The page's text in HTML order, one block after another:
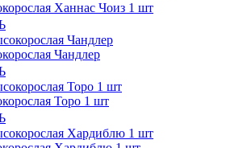
Ханнас Чоиз 1 шт
Чандлер
Торо 1 шт